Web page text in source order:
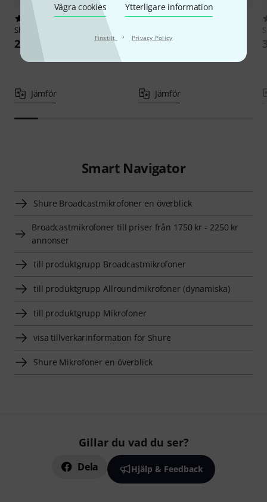
Vägra cookies Ytterligare information
Finstilt · Privacy Policy
51
Shure
2 177 kr
Jämför
5
1 659 kr
Jämför
Smart Navigator
Shure Broadcastmikrofoner en överblick
Broadcastmikrofoner till priser från 1750 kr - 2250 kr
annonser
till produktgrupp Broadcastmikrofoner
till produktgrupp Allroundmikrofoner (dynamiska)
till produktgrupp Mikrofoner
visa tillverkarinformation för Shure
Shure Mikrofoner en överblick
Gillar du vad du ser?
Dela Hjälp & Feedback